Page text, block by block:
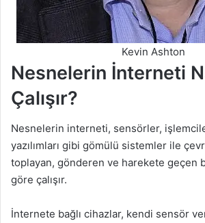
Kevin Ashton
Nesnelerin İnterneti
Çalışır?
Nesnelerin interneti, sensörler,
yazılımları gibi gömülü sistemler ile
toplayan, gönderen ve harekete geçen
göre çalışır.
İnternete bağlı cihazlar, kendi sensör